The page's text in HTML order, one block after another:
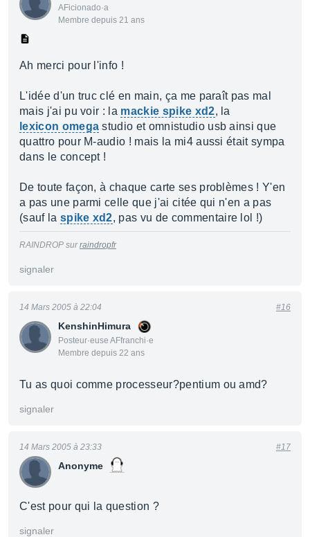
AFicionado·a
Membre depuis 21 ans
Ah merci pour l'info !
L'idée d'un truc clé en main, ça me paraît pas mal
mais j'ai pu voir : la mackie spike xd2, la
lexicon omega studio et omnistudio usb ainsi que
quattro pour M-audio ! mais la mi4 aussi était sympa
dans le concept !
De toute façon, à chaque carte ses problèmes ! Y'en
a pas une parmi celle que j'ai citée qui n'en a pas
(sauf la spike xd2, pas vu de commentaire lol !)
RAINDROP surraindropfr
signaler
KenshinHimura
Posteur·euse AFfranchi·e
Membre depuis 22 ans
14 Mars 2005 à 22:04 #16
Tu as quoi comme processeur?pentium ou amd?
signaler
Anonyme
14 Mars 2005 à 23:33 #17
C'est pour qui la question ?
signaler